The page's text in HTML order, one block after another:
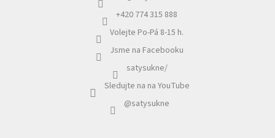
+420 774 315 888
Volejte Po-Pá 8-15 h.
Jsme na Facebooku
satysukne/
Sledujte na na YouTube
@satysukne